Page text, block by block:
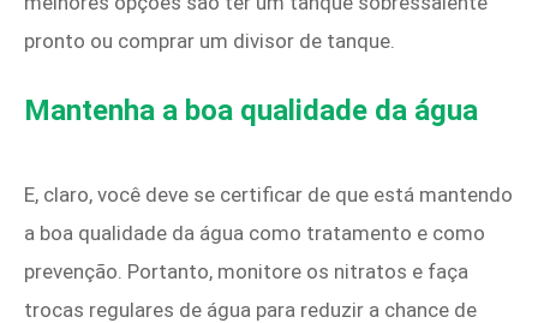
pronto ou comprar um divisor de tanque.
Mantenha a boa qualidade da água
E, claro, você deve se certificar de que está mantendo
a boa qualidade da água como tratamento e como
prevenção. Portanto, monitore os nitratos e faça
trocas regulares de água para reduzir a chance de